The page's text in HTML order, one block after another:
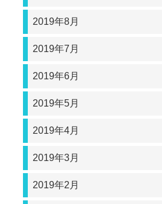
2019年8月
2019年7月
2019年6月
2019年5月
2019年4月
2019年3月
2019年2月